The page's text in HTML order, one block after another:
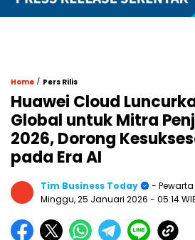
Home / Pers Rilis
Huawei Cloud
Global untuk Mitra
2026, Dorong
pada Era AI
Tim Business Today
- Pewarta
Minggu, 25 Januari 2026 - 05:14